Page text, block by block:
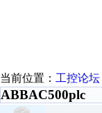
当前位置： 工控论坛
ABBAC500plc